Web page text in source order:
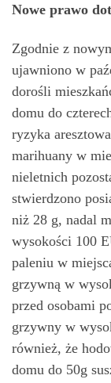
Nowe prawo
Zgodnie z
ujawniono w
dorośli
domu do
ryzyka
marihuany w
nieletnich
stwierdzono
niż 28 g, nadal
wysokości 100
paleniu w
grzywną w
przed osobami
grzywny w
również, że
domu do 50g